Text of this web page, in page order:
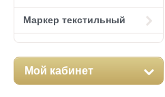
Маркер текстильный
Мой кабинет